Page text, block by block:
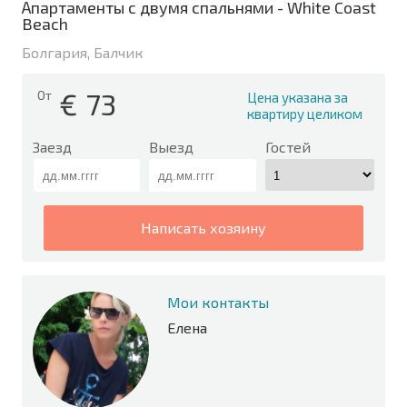
Апартаменты с двумя спальнями - White Coast
Beach
Болгария, Балчик
От € 73
Цена указана за
квартиру целиком
Заезд Выезд Гостей
написать хозяину
Мои контакты
Елена